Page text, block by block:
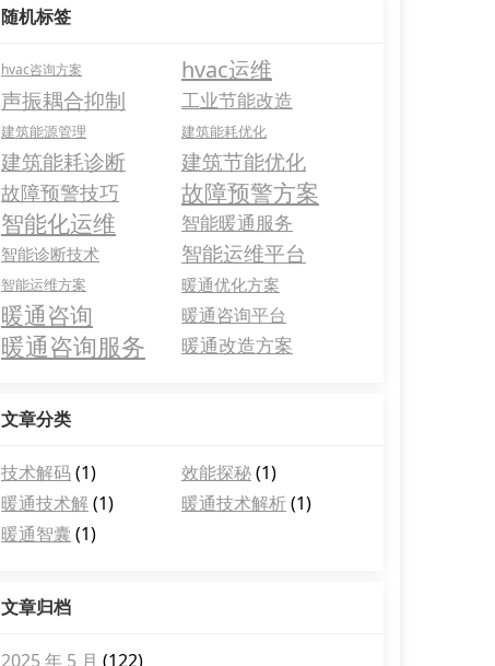
随机标签
hvac咨询方案 hvac运维
声振耦合抑制 工业节能改造
建筑能源管理 建筑能耗优化
建筑能耗诊断 建筑节能优化
故障预警技巧
故障预警方案
智能化运维
智能暖通服务
智能诊断技术 智能运维平台
智能运维方案 暖通优化方案
暖通咨询 暖通咨询平台
暖通咨询服务 暖通改造方案
文章分类
技术解码 (1) 效能探秘(1)
暖通技术解(1) 暖通技术解析(1)
暖通智囊 (1)
文章归档
2025 年 5 月 (122)